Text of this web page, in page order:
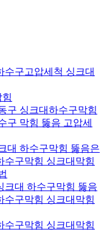
수구고압세척 싱크대
구 싱크대하수구막힘
구 막힘 뚫음 고압세
대 하수구막힘 뚫음은
수구막힘 싱크대막힘
크대 하수구막힘 뚫음
수구막힘 싱크대막힘
수구막힘 싱크대막힘